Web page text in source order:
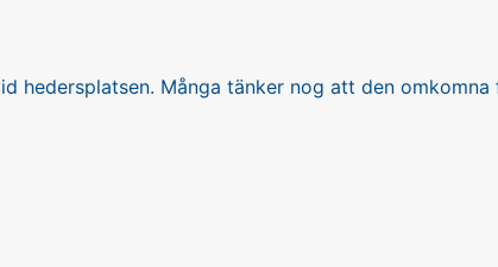
hedersplatsen. Många tänker nog att den omkomna